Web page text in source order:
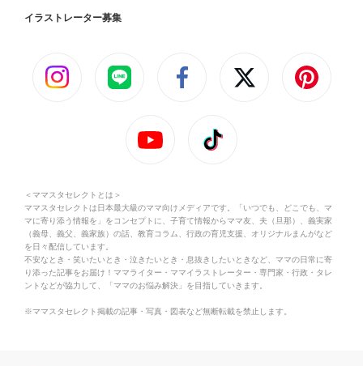
イラストレーター募集
＜ママスタセレクトとは＞
ママスタセレクトは日本最大級のママ向けメディアです。「いつでも、どこでも、マ
マに寄り添う情報を」をコンセプトに、子育て情報からママ友、夫（旦那）、義実家
（義母、義父、義家族）の話、教育コラム、行政の育児支援、オリジナルまんがなど
を日々配信しています。
不安なとき・笑いたいとき・泣きたいとき・息抜きしたいときなど、ママの日常に寄
り添った記事をお届け！ママライター・ママイラストレーター・専門家・行政・タレ
ントなどが協力して、「ママのお悩み解決」を目指していきます。
※ママスタセレクト掲載の記事・写真・図表など無断転載を禁止します。